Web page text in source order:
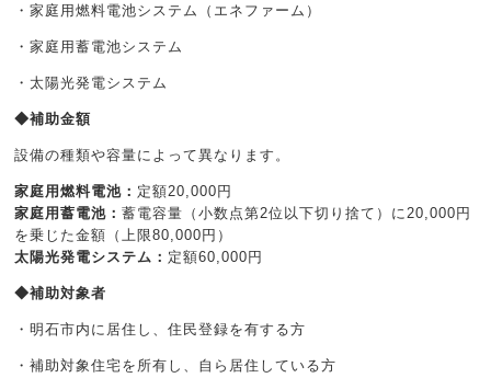
・家庭用燃料電池システム（エネファーム）
・家庭用蓄電池システム
・太陽光発電システム
◆補助金額
設備の種類や容量によって異なります。
家庭用燃料電池： 定額20,000円
家庭用蓄電池： 蓄電容量（小数点第2位以下切り捨て）に20,000円
を乗じた金額（上限80,000円）
太陽光発電システム： 定額60,000円
◆補助対象者
・明石市内に居住し、住民登録を有する方
・補助対象住宅を所有し、自ら居住している方